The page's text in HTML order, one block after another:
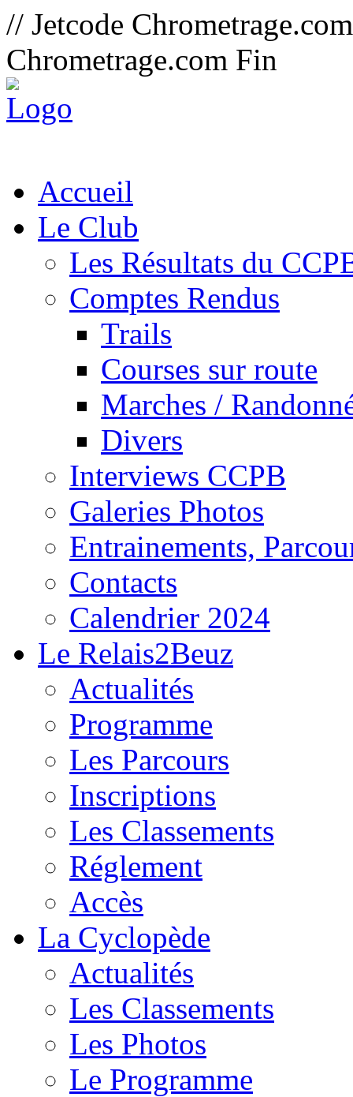
// Jetcode
Chrometrage.com Fin
Accueil
Le Club
Les Résultats du
Comptes Rendus
Trails
Courses sur route
Marches /
Divers
Interviews CCPB
Galeries Photos
Entrainements,
Contacts
Calendrier 2024
Le Relais2Beuz
Actualités
Programme
Les Parcours
Inscriptions
Les Classements
Réglement
Accès
La Cyclopède
Actualités
Les Classements
Les Photos
Le Programme